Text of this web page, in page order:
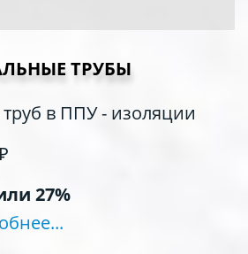
ТРУБЫ
в ППУ - изоляции
27%